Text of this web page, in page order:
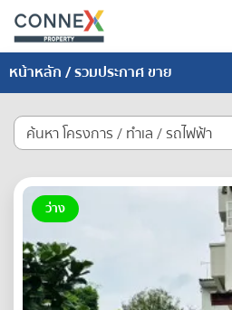
หน้าหลัก/ รวมประกาศ ขาย
ค้นหา โครงการ / ทำเล / รถไฟฟ้า
ว่าง